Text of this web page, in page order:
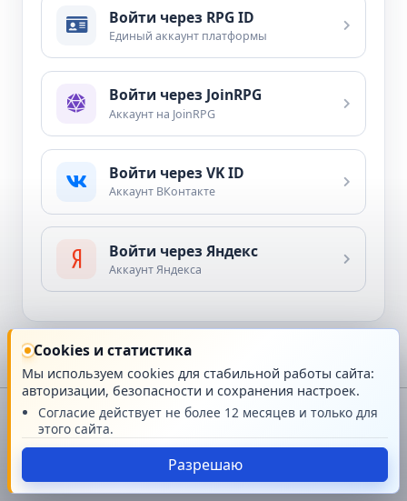
Войти через RPG ID
Единый аккаунт платформы
Войти через JoinRPG
Аккаунт на JoinRPG
Войти через VK ID
Аккаунт ВКонтакте
Войти через Яндекс
Аккаунт Яндекса
© Чешир и Ко(тята)
Сайт работает наплатформе GMRPG
Cookies и статистика
Мы используем cookies для стабильной работы сайта:
авторизации, безопасности и сохранения настроек.
Согласие действует не более 12 месяцев и только для
этого сайта.
Разрешаю